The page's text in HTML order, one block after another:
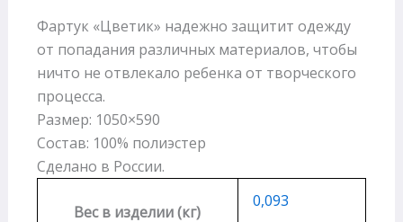
Фартук «Цветик» надежно защитит одежду
от попадания различных материалов, чтобы
ничто не отвлекало ребенка от творческого
процесса.
Размер: 1050×590
Состав: 100% полиэстер
Сделано в России.
Вес в изделии (кг)
0,093